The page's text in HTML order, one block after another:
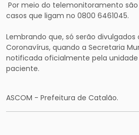
Por meio do telemonitoramento
casos que ligam no 0800 6461045.
Lembrando que, só serão divulgados
Coronavírus, quando a Secretaria
notificada oficialmente pela
paciente.
ASCOM - Prefeitura de Catalão.